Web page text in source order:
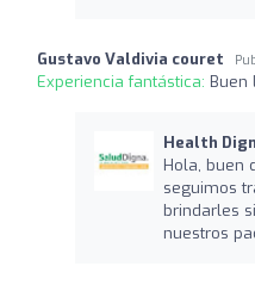
Gustavo Valdivia couret
Experiencia fantástica: Buen
Health
Hola, buen
seguimos
brindarles
nuestros